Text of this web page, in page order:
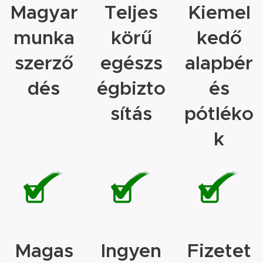
Magyar
munka
szerző
dés
Teljes
körű
egészs
égbizto
sítás
Kiemel
kedő
alapbér
és
pótléko
k
Magas
Ingyen
Fizetet